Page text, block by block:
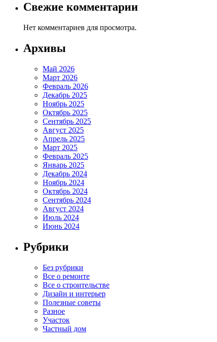
Свежие комментарии
Нет комментариев для просмотра.
Архивы
Май 2026
Март 2026
Февраль 2026
Декабрь 2025
Ноябрь 2025
Октябрь 2025
Сентябрь 2025
Август 2025
Апрель 2025
Март 2025
Февраль 2025
Январь 2025
Декабрь 2024
Ноябрь 2024
Октябрь 2024
Сентябрь 2024
Август 2024
Июль 2024
Июнь 2024
Рубрики
Без рубрики
Все о ремонте
Все о строительстве
Дизайн и интерьер
Полезные советы
Разное
Участок
Частный дом